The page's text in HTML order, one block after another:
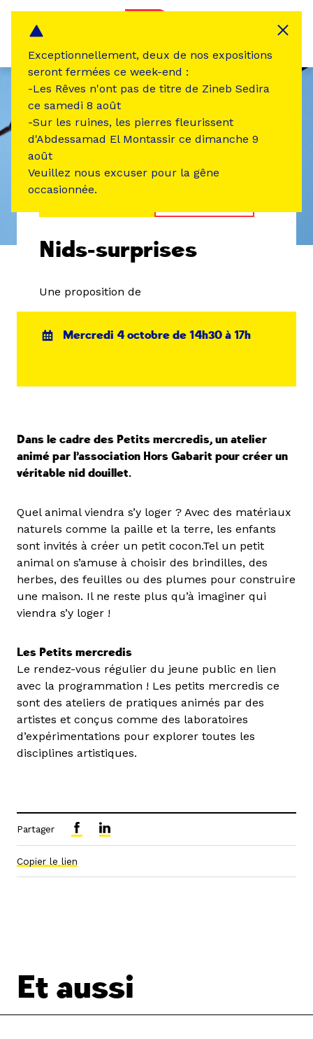
Nids-surprises
Une proposition de
Mercredi 4 octobre de 14h30 à 17h
Dans le cadre des Petits mercredis, un atelier
animé par l’association Hors Gabarit pour créer un
véritable nid douillet.
Quel animal viendra s’y loger ? Avec des matériaux
naturels comme la paille et la terre, les enfants
sont invités à créer un petit cocon.Tel un petit
animal on s’amuse à choisir des brindilles, des
herbes, des feuilles ou des plumes pour construire
une maison. Il ne reste plus qu’à imaginer qui
viendra s’y loger !
Les Petits mercredis
Le rendez-vous régulier du jeune public en lien
avec la programmation ! Les petits mercredis ce
sont des ateliers de pratiques animés par des
artistes et conçus comme des laboratoires
d’expérimentations pour explorer toutes les
disciplines artistiques.
Partager
Copier le lien
Et aussi
Exceptionnellement, deux de nos expositions
seront fermées ce week-end :
-Les Rêves n'ont pas de titre de Zineb Sedira
ce samedi 8 août
-Sur les ruines, les pierres fleurissent
d'Abdessamad El Montassir ce dimanche 9
août
Veuillez nous excuser pour la gêne
occasionnée.
Panneau de gestion des cookies